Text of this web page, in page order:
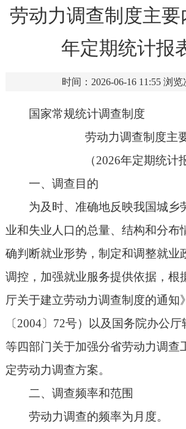
劳动力调查制度主要
年定期统计报
时间：2026-06-16 11:55 浏览
国家常规统计调查制度
劳动力调查制度主
（2026年定期统计
一、调查目的
为及时、准确地反映我国城乡
业和失业人口的总量、结构和分布
确判断就业形势，制定和调整就业
调控，加强就业服务提供依据，根
厅关于建立劳动力调查制度的通知
〔2004〕72号）以及国务院办公
等四部门关于加强分省劳动力调查
定劳动力调查方案。
二、调查频率和范围
劳动力调查的频率为月度。